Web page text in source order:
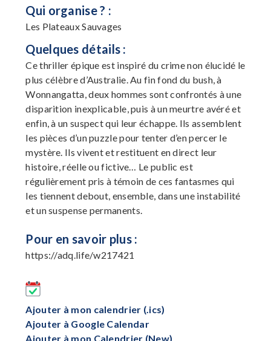
Qui organise ? :
Les Plateaux Sauvages
Quelques détails :
Ce thriller épique est inspiré du crime non élucidé le
plus célèbre d’Australie. Au fin fond du bush, à
Wonnangatta, deux hommes sont confrontés à une
disparition inexplicable, puis à un meurtre avéré et
enfin, à un suspect qui leur échappe. Ils assemblent
les pièces d’un puzzle pour tenter d’en percer le
mystère. Ils vivent et restituent en direct leur
histoire, réelle ou fictive… Le public est
régulièrement pris à témoin de ces fantasmes qui
les tiennent debout, ensemble, dans une instabilité
et un suspense permanents.
Pour en savoir plus :
https://adq.life/w217421
Ajouter à mon calendrier (.ics)
Ajouter à Google Calendar
Ajouter à mon Calendrier (New)